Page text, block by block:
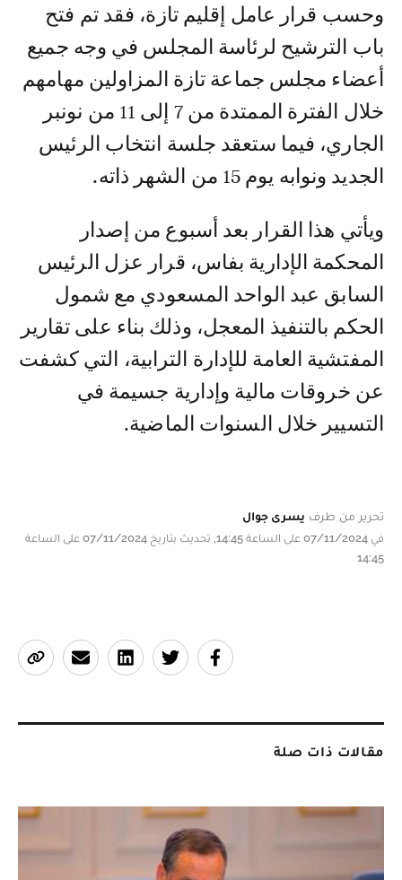
وحسب قرار عامل إقليم تازة، فقد تم فتح
باب الترشيح لرئاسة المجلس في وجه جميع
أعضاء مجلس جماعة تازة المزاولين مهامهم
خلال الفترة الممتدة من 7 إلى 11 من نونبر
الجاري، فيما ستعقد جلسة انتخاب الرئيس
الجديد ونوابه يوم 15 من الشهر ذاته.
ويأتي هذا القرار بعد أسبوع من إصدار
المحكمة الإدارية بفاس، قرار عزل الرئيس
السابق عبد الواحد المسعودي مع شمول
الحكم بالتنفيذ المعجل، وذلك بناء على تقارير
المفتشية العامة للإدارة الترابية، التي كشفت
عن خروقات مالية وإدارية جسيمة في
التسيير خلال السنوات الماضية.
تحرير من طرف يسرى جوال
في 07/11/2024 على الساعة 14:45, تحديث بتاريخ 07/11/2024 على الساعة
14:45
مقالات ذات صلة